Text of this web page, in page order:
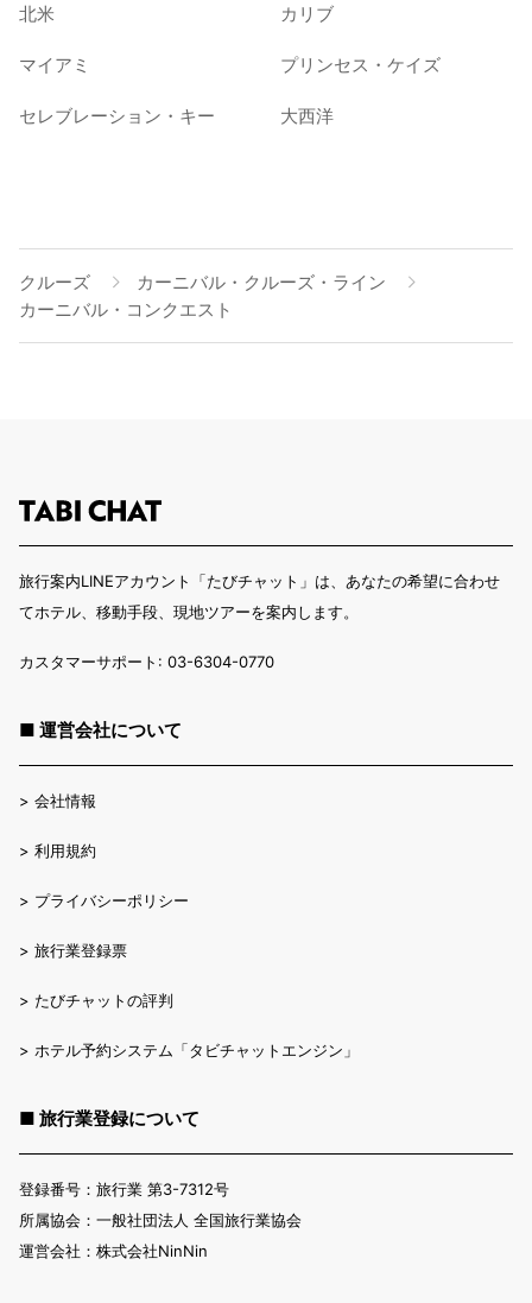
北米 カリブ
マイアミ プリンセス・ケイズ
セレブレーション・キー 大西洋
クルーズ
カーニバル・クルーズ・ライン
カーニバル・コンクエスト
旅行案内LINEアカウント「たびチャット」は、あなたの希望に合わせ
てホテル、移動手段、現地ツアーを案内します。
カスタマーサポート: 03-6304-0770
■ 運営会社について
> 会社情報
> 利用規約
> プライバシーポリシー
> 旅行業登録票
> たびチャットの評判
> ホテル予約システム「タビチャットエンジン」
■ 旅行業登録について
登録番号：旅行業 第3-7312号
所属協会：一般社団法人 全国旅行業協会
運営会社：株式会社NinNin